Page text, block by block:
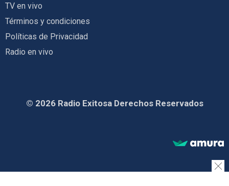
TV en vivo
Términos y condiciones
Políticas de Privacidad
Radio en vivo
© 2026 Radio Exitosa Derechos Reservados